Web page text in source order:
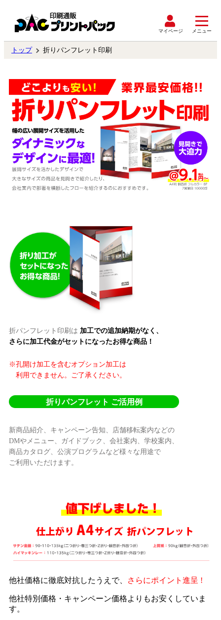
マイページ メニュー
トップ 折りパンフレット印刷
折パンフレット印刷は 加工での追加納期がなく、
さらに加工代金がセットになったお得な商品！
※孔開け加工を含むオプション加工は
利用できません。ご了承ください。
折りパンフレット ご活用例
新商品紹介、キャンペーン告知、店舗移転案内などの
DMやメニュー、ガイドブック、会社案内、学校案内、
商品カタログ、公演プログラムなど様々な用途で
ご利用いただけます。
他社価格に徹底対抗したうえで、 さらにポイント進呈 !
他社特別価格・キャンペーン価格よりもお安くしていま
す。